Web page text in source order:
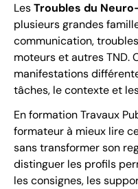
LesTroubles du
plusieurs grandes
communication, troubles
moteurs et autres TND.
manifestations
tâches, le contexte et
En formation Travaux
formateur à mieux lire
sans transformer son
distinguer les profils
les consignes, les